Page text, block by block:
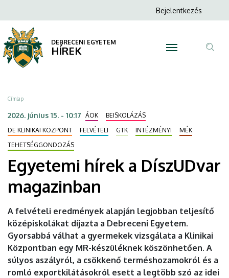
hírek
a
DíszUDvar
magazinban
DEBRECENI
EGYETEM
a
tartalomra
Anonim
menüje
Bejelentkezés
DEBRECENI EGYETEM
HÍREK
Morzsa
Címlap
2026. június 15. - 10:17 ÁOK
BEISKOLÁZÁS
DE KLINIKAI KÖZPONT
FELVÉTELI GTK INTÉZMÉNYI
MÉK
TEHETSÉGGONDOZÁS
Egyetemi hírek a DíszUDvar
magazinban
A felvételi eredmények alapján legjobban teljesítő
középiskolákat díjazta a Debreceni Egyetem.
Gyorsabbá válhat a gyermekek vizsgálata a Klinikai
Központban egy MR-készüléknek köszönhetően. A
súlyos aszályról, a csökkenő terméshozamokról és a
romló exportkilátásokról esett a legtöbb szó az idei